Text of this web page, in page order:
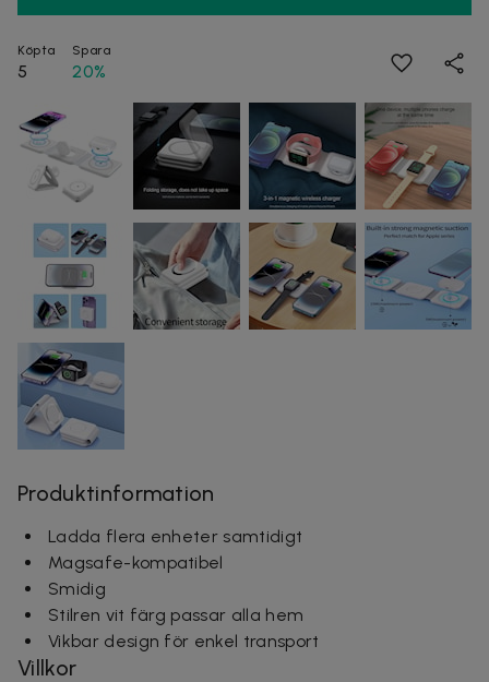
Köpta
5
Spara
20%
Produktinformation
Ladda flera enheter samtidigt
Magsafe-kompatibel
Smidig
Stilren vit färg passar alla hem
Vikbar design för enkel transport
Villkor